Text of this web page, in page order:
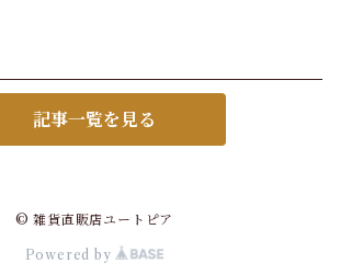
記事一覧を見る
© 雑貨直販店ユートピア
Powered by